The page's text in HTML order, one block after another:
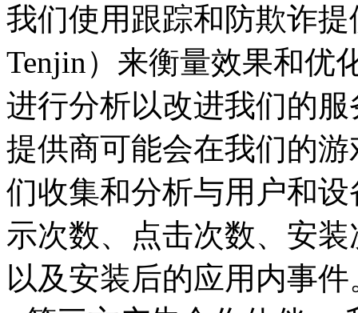
我们使用跟踪和防欺诈
Tenjin）来衡量效果和优
进行分析以改进我们的
提供商可能会在我们的
们收集和分析与用户和
示次数、点击次数、安
以及安装后的应用内事件